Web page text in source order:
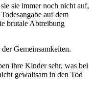
sie immer noch nicht auf,
auf dem
brutale Abtreibung
Gemeinsamkeiten.
ihre Kinder sehr, was bei
gewaltsam in den Tod